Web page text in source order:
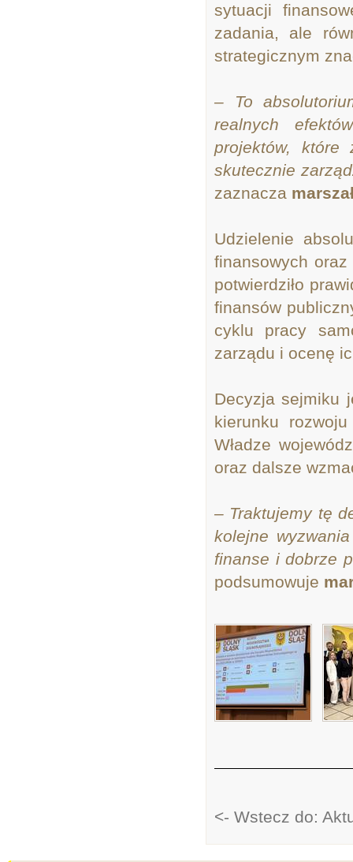
sytuacji
zadania, ale
strategicznym
– To
realnych
projektów, które
skutecznie
zaznacza
Udzielenie
finansowych
potwierdziło
finansów
cyklu pracy
zarządu i ocenę
Decyzja sejmiku
kierunku
Władze
oraz dalsze
– Traktujemy tę
kolejne
finanse i dobrze
podsumowuje
<- Wstecz do: